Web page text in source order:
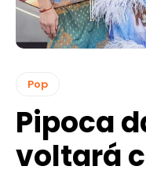
Pop
Pipoca
voltará